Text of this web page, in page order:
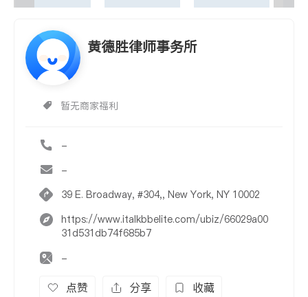
黄德胜律师事务所
暂无商家福利
-
-
39 E. Broadway, #304,, New York, NY 10002
https://www.italkbbelite.com/ubiz/66029a00
31d531db74f685b7
-
点赞 分享 收藏